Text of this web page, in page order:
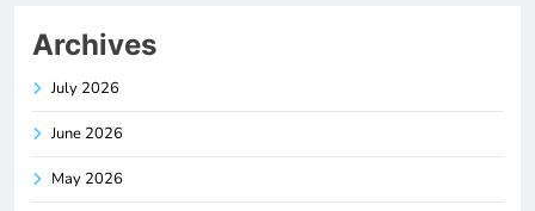
Archives
July 2026
June 2026
May 2026